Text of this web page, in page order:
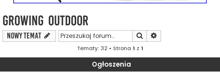
Growing Outdoor
NOWY TEMAT Szukaj
Tematy: 32 • Strona 1 z 1
Ogłoszenia